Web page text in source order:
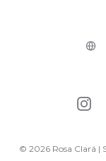
© 2026 Rosa Clará |